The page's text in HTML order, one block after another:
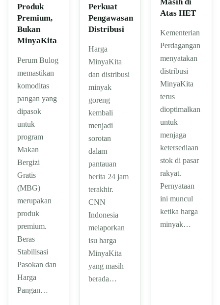
Produk
Premium,
Bukan
MinyaKita
Perum Bulog
memastikan
komoditas
pangan yang
dipasok
untuk
program
Makan
Bergizi
Gratis
(MBG)
merupakan
produk
premium.
Beras
Stabilisasi
Pasokan dan
Harga
Pangan…
Perkuat
Pengawasan
Distribusi
Harga
MinyaKita
dan distribusi
minyak
goreng
kembali
menjadi
sorotan
dalam
pantauan
berita 24 jam
terakhir.
CNN
Indonesia
melaporkan
isu harga
MinyaKita
yang masih
berada…
Atas HET
Kementerian
Perdagangan
menyatakan
distribusi
MinyaKita
terus
dioptimalkan
untuk
menjaga
ketersediaan
stok di pasar
rakyat.
Pernyataan
ini muncul
ketika harga
minyak…